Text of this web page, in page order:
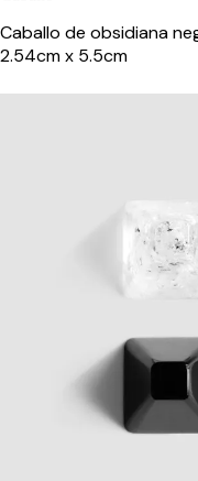
Caballo de obsidiana
2.54cm x 5.5cm